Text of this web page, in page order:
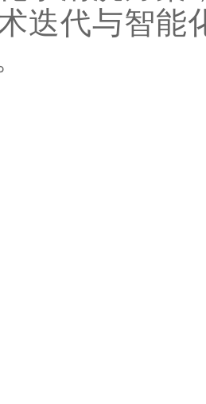
迭代与智能